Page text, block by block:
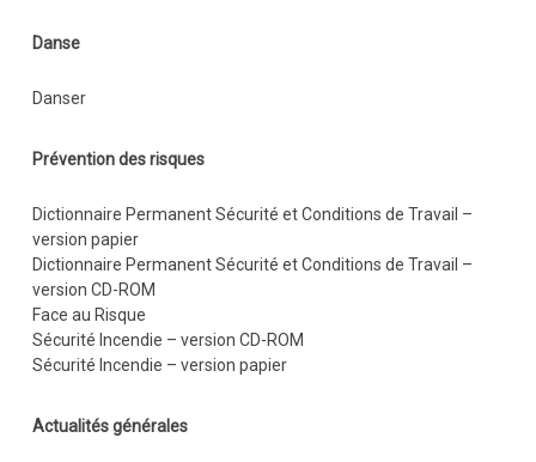
Danse
Danser
Prévention des risques
Dictionnaire Permanent Sécurité et Conditions de Travail –
version papier
Dictionnaire Permanent Sécurité et Conditions de Travail –
version CD-ROM
Face au Risque
Sécurité Incendie – version CD-ROM
Sécurité Incendie – version papier
Actualités générales